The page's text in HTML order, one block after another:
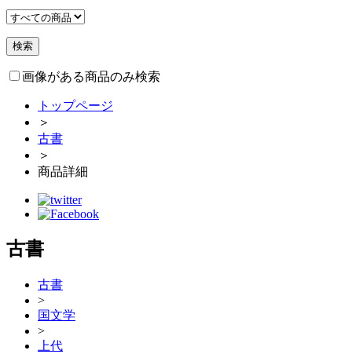
画像がある商品のみ検索
トップページ
＞
古書
＞
商品詳細
古書
古書
>
国文学
>
上代